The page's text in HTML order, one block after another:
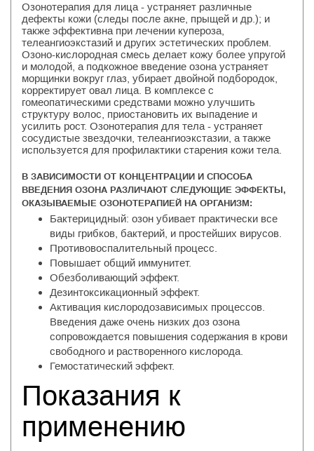
Озонотерапия для лица - устраняет различные
дефекты кожи (следы после акне, прыщей и др.); и
также эффективна при лечении купероза,
телеангиоэкстазий и других эстетических проблем.
Озоно-кислородная смесь делает кожу более упругой
и молодой, а подкожное введение озона устраняет
морщинки вокруг глаз, убирает двойной подбородок,
корректирует овал лица. В комплексе с
гомеопатическими средствами можно улучшить
структуру волос, приостановить их выпадение и
усилить рост. Озонотерапия для тела - устраняет
сосудистые звездочки, телеангиоэкстазии, а также
используется для профилактики старения кожи тела.
В ЗАВИСИМОСТИ ОТ КОНЦЕНТРАЦИИ И СПОСОБА
ВВЕДЕНИЯ ОЗОНА РАЗЛИЧАЮТ СЛЕДУЮЩИЕ ЭФФЕКТЫ,
ОКАЗЫВАЕМЫЕ ОЗОНОТЕРАПИЕЙ НА ОРГАНИЗМ:
Бактерицидный: озон убивает практически все
виды грибков, бактерий, и простейших вирусов.
Противовоспалительный процесс.
Повышает общий иммунитет.
Обезболивающий эффект.
Дезинтоксикационный эффект.
Активация кислородозависимых процессов.
Введения даже очень низких доз озона
сопровождается повышения содержания в крови
свободного и растворенного кислорода.
Гемостатический эффект.
Показания к
применению